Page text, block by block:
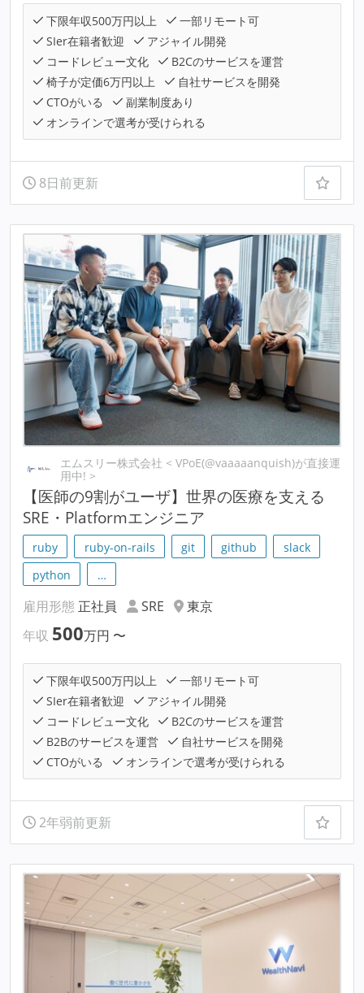
下限年収500万円以上
一部リモート可
SIer在籍者歓迎
アジャイル開発
コードレビュー文化
B2Cのサービスを運営
椅子が定価6万円以上
自社サービスを開発
CTOがいる
副業制度あり
オンラインで選考が受けられる
8日前更新
エムスリー株式会社 < VPoE(@vaaaaanquish)が直接運
用中! >
【医師の9割がユーザ】世界の医療を支える
SRE・Platformエンジニア
ruby ruby-on-rails git github
slack
python
…
雇用形態 正社員 SRE
東京
年収 500万円 〜
下限年収500万円以上
一部リモート可
SIer在籍者歓迎
アジャイル開発
コードレビュー文化
B2Cのサービスを運営
B2Bのサービスを運営
自社サービスを開発
CTOがいる
オンラインで選考が受けられる
2年弱前更新